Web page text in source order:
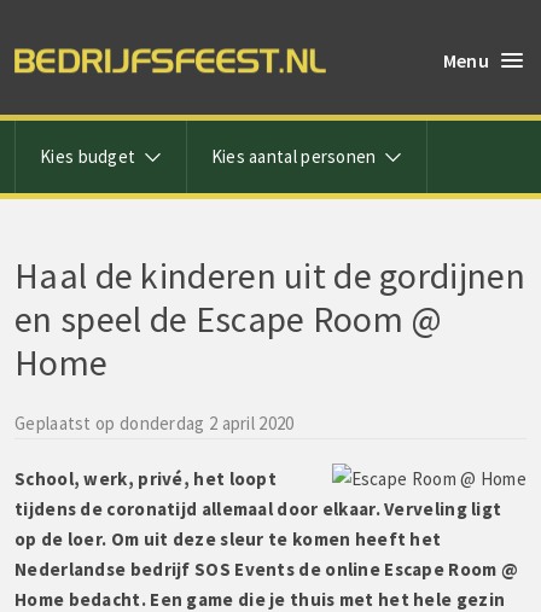
Menu
Kies budget Kies aantal personen
Haal de kinderen uit de gordijnen
en speel de Escape Room @
Home
Geplaatst op donderdag 2 april 2020
School, werk, privé, het loopt
tijdens de coronatijd allemaal door elkaar. Verveling ligt
op de loer. Om uit deze sleur te komen heeft het
Nederlandse bedrijf SOS Events de online Escape Room @
Home bedacht. Een game die je thuis met het hele gezin